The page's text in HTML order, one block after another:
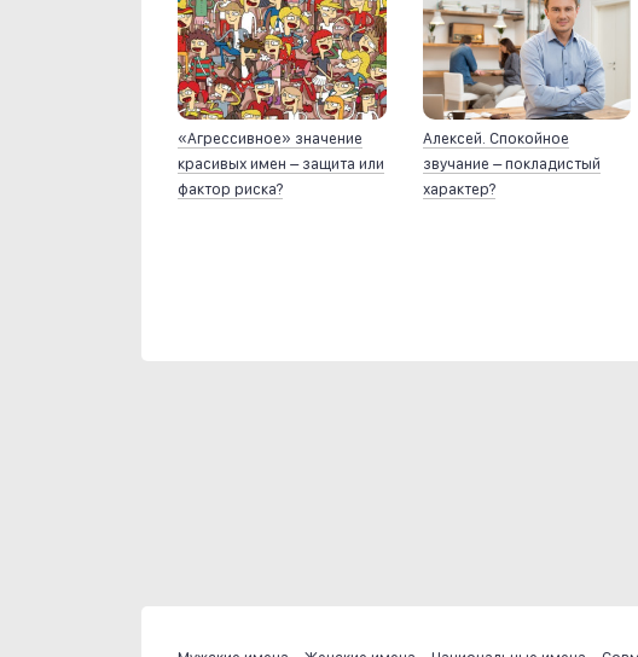
«Агрессивное» значение
красивых имен – защита или
фактор риска?
Алексей. Спокойное
звучание – покладистый
характер?